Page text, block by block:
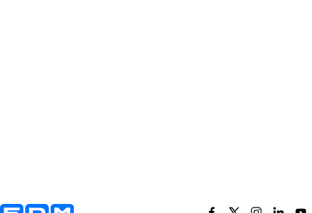
Yderligere information og kontaktoplysninger